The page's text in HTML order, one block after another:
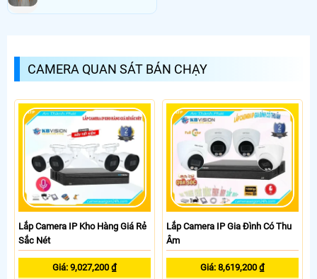
CAMERA QUAN SÁT BÁN CHẠY
Lắp Camera IP Kho Hàng Giá Rẻ
Sắc Nét
Giá: 9,027,200 ₫
Lắp Camera IP Gia Đình Có Thu
Âm
Giá: 8,619,200 ₫